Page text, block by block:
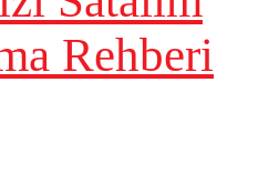
Rehberi